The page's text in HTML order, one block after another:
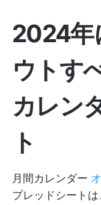
2024年
ウトす
カレン
ト
月間カレンダー
プレッドシート